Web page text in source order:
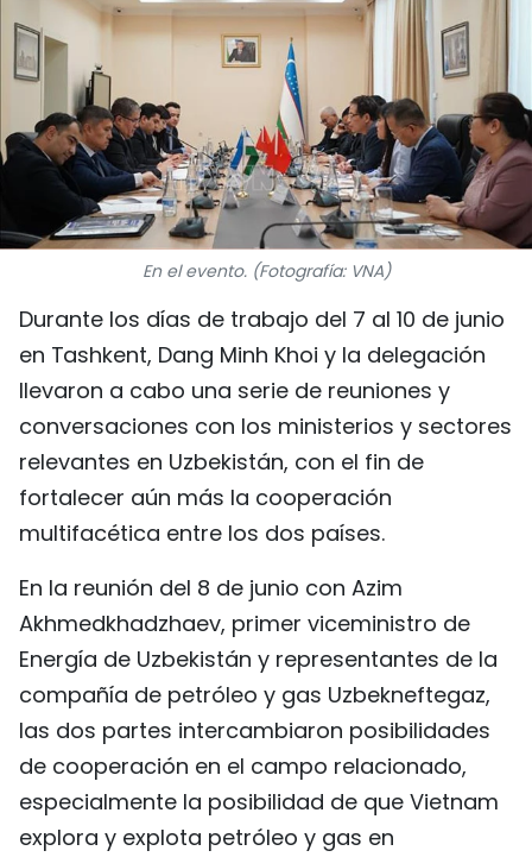
PUENTE DE AMISTAD
HISTORIAS MULTIMEDIA
FOTOGRAFÍA
¿QUIÉNES SOMOS?
TIẾNG VIỆT
ENGLISH
中文
FRANÇAIS
РУССКИЙ
En el evento. (Fotografía: VNA)
Durante los días de trabajo del 7 al 10 de junio
en Tashkent, Dang Minh Khoi y la delegación
llevaron a cabo una serie de reuniones y
conversaciones con los ministerios y sectores
relevantes en Uzbekistán, con el fin de
fortalecer aún más la cooperación
multifacética entre los dos países.
En la reunión del 8 de junio con Azim
Akhmedkhadzhaev, primer viceministro de
Energía de Uzbekistán y representantes de la
compañía de petróleo y gas Uzbekneftegaz,
las dos partes intercambiaron posibilidades
de cooperación en el campo relacionado,
especialmente la posibilidad de que Vietnam
explora y explota petróleo y gas en